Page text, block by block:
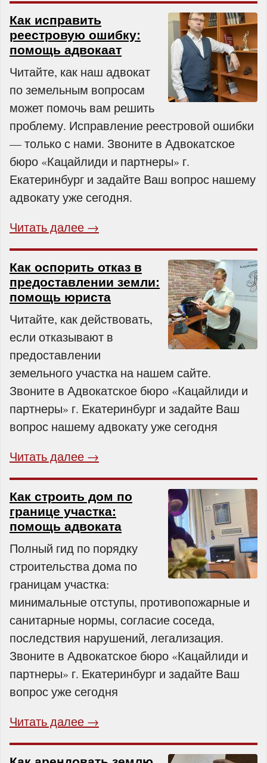
Как исправить
реестровую ошибку:
помощь адвокаат
Читайте, как наш адвокат
по земельным вопросам
может помочь вам решить
проблему. Исправление реестровой ошибки
— только с нами. Звоните в Адвокатское
бюро «Кацайлиди и партнеры» г.
Екатеринбург и задайте Ваш вопрос нашему
адвокату уже сегодня.
Читать далее →
Как оспорить отказ в
предоставлении земли:
помощь юриста
Читайте, как действовать,
если отказывают в
предоставлении
земельного участка на нашем сайте.
Звоните в Адвокатское бюро «Кацайлиди и
партнеры» г. Екатеринбург и задайте Ваш
вопрос нашему адвокату уже сегодня
Читать далее →
Как строить дом по
границе участка:
помощь адвоката
Полный гид по порядку
строительства дома по
границам участка:
минимальные отступы, противопожарные и
санитарные нормы, согласие соседа,
последствия нарушений, легализация.
Звоните в Адвокатское бюро «Кацайлиди и
партнеры» г. Екатеринбург и задайте Ваш
вопрос уже сегодня
Читать далее →